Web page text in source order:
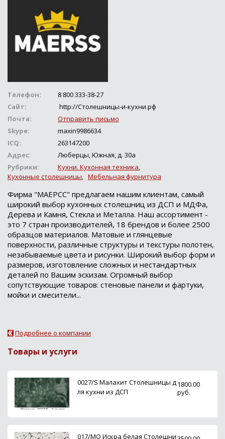
Телефон:
8 800 333-38-27
Сайт:
http://Столешницы-и-кухни.рф
Почта:
Отправить письмо
Skype:
maxin9986634
ICQ:
263147200
Адрес:
Люберцы, Южная, д. 30а
Рубрики:
Кухни. Кухонная техника,
Кухонные столешницы, Мебельная фурнитура
Фирма "МАЕРСС" предлагаем нашим клиентам, самый
широкий выбор кухонных столешниц из ДСП и МДФа,
Дерева и Камня, Стекла и Металла. Наш ассортимент -
это 7 стран производителей, 18 брендов и более 2500
образцов материалов. Матовые и глянцевые
поверхности, различные структуры и текстуры полотен,
незабываемые цвета и рисунки. Широкий выбор форм и
размеров, изготовление сложных и нестандартных
деталей по Вашим эскизам. Огромный выбор
сопутствующие товаров: стеновые панели и фартуки,
мойки и смесители...
Подробнее о компании
Товары и услуги
0027/S Малахит Столешницы д
ля кухни из ДСП
1800.00
руб.
017/MO Искра белая Столешни